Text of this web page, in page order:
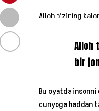
Alloh o‘zining
Alloh
bir
Bu oyatda
dunyoga haddan